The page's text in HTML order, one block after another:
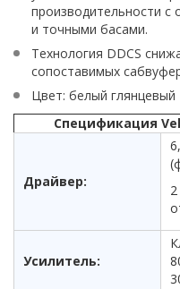
производительности с
и точными басами.
Технология DDCS
сопоставимых
Цвет: белый глянцевый
Спецификация
Драйвер:
Усилитель: